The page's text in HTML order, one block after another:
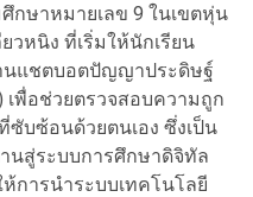
กษาหมายเลข 9 ในเขตหุ่น
วหนิง ที่เริ่มให้นักเรียน
นแชตบอตปัญญาประดิษฐ์
เพื่อช่วยตรวจสอบความถูก
บซ้อนด้วยตนเอง ซึ่งเป็น
นสู่ระบบการศึกษาดิจิทัล
การนำระบบเทคโนโลยี